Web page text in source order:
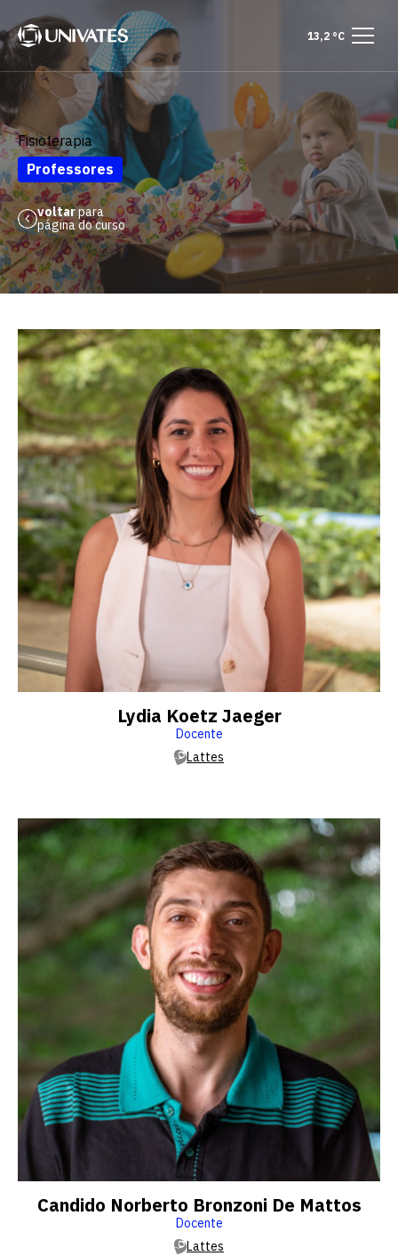
13,2 °C
Fisioterapia
Professores
voltarpara
página do curso
Lydia Koetz Jaeger
Docente
Lattes
Candido Norberto Bronzoni De Mattos
Docente
Lattes